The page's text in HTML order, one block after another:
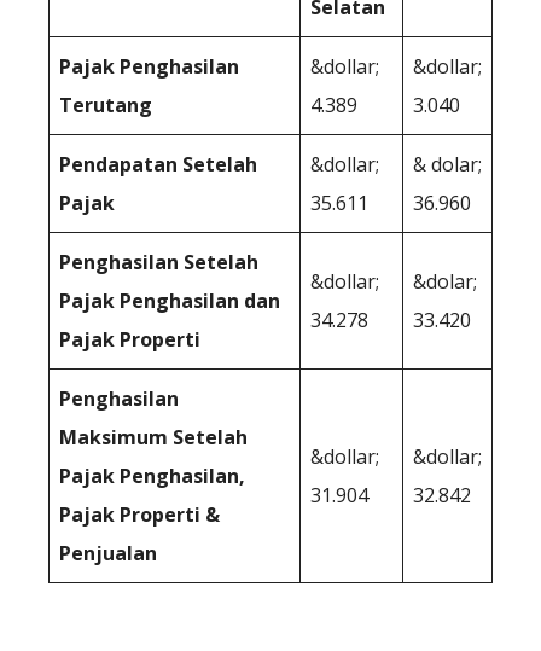
Selatan
Pajak Penghasilan
Terutang
&dollar;
4.389
&dollar;
3.040
Pendapatan Setelah
Pajak
&dollar;
35.611
& dolar;
36.960
Penghasilan Setelah
Pajak Penghasilan dan
Pajak Properti
&dollar;
34.278
&dolar;
33.420
Penghasilan
Maksimum Setelah
Pajak Penghasilan,
Pajak Properti &
Penjualan
&dollar;
31.904
&dollar;
32.842